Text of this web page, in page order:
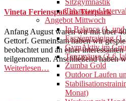
Sitzgymnastik
Tabata und
Angebot Mittwoch
In Balance (1.
Faszientraining
GymAktiv im
Tanzmäuse (3-6
Zumba Gold
Outdoor Laufen
Monat)
Vineta Ferienspaß im Tierpark
Anfang August waren wir mit über
Gettorf. Gemeinsam haben wir
beobachtet und an einer
teilgenommen. Anschließend haben
Weiterlesen…